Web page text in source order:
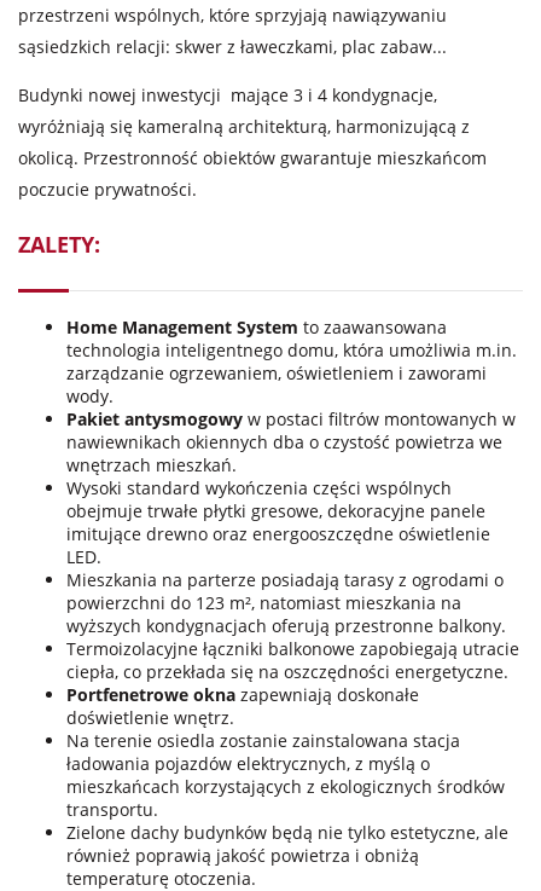
przestrzeni wspólnych, które sprzyjają nawiązywaniu
sąsiedzkich relacji: skwer z ławeczkami, plac zabaw...
Budynki nowej inwestycji mające 3 i 4 kondygnacje,
wyróżniają się kameralną architekturą, harmonizującą z
okolicą. Przestronność obiektów gwarantuje mieszkańcom
poczucie prywatności.
ZALETY:
Home Management System to zaawansowana
technologia inteligentnego domu, która umożliwia m.in.
zarządzanie ogrzewaniem, oświetleniem i zaworami
wody.
Pakiet antysmogowy w postaci filtrów montowanych w
nawiewnikach okiennych dba o czystość powietrza we
wnętrzach mieszkań.
Wysoki standard wykończenia części wspólnych
obejmuje trwałe płytki gresowe, dekoracyjne panele
imitujące drewno oraz energooszczędne oświetlenie
LED.
Mieszkania na parterze posiadają tarasy z ogrodami o
powierzchni do 123 m², natomiast mieszkania na
wyższych kondygnacjach oferują przestronne balkony.
Termoizolacyjne łączniki balkonowe zapobiegają utracie
ciepła, co przekłada się na oszczędności energetyczne.
Portfenetrowe okna zapewniają doskonałe
doświetlenie wnętrz.
Na terenie osiedla zostanie zainstalowana stacja
ładowania pojazdów elektrycznych, z myślą o
mieszkańcach korzystających z ekologicznych środków
transportu.
Zielone dachy budynków będą nie tylko estetyczne, ale
również poprawią jakość powietrza i obniżą
temperaturę otoczenia.